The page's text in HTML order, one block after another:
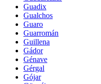
Guadix
Gualchos
Guaro
Guarromán
Guillena
Gádor
Génave
Gérgal
Gójar